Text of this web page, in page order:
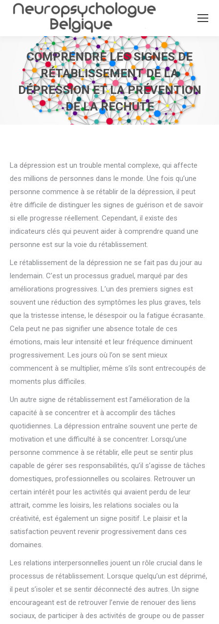
COMPRENDRE LES SIGNES DE
RÉTABLISSEMENT DE LA
DÉPRESSION ET LA PRÉVENTION
DE LA RECHUTE
Vous êtes ici :
La dépression est un trouble mental complexe, qui affecte
des millions de personnes dans le monde. Une fois qu’une
personne commence à se rétablir de la dépression, il peut
être difficile de distinguer les signes de guérison et de savoir
si elle progresse réellement. Cependant, il existe des
indicateurs clés qui peuvent aider à comprendre quand une
personne est sur la voie du rétablissement.
Le rétablissement de la dépression ne se fait pas du jour au
lendemain. C’est un processus graduel, marqué par des
améliorations progressives. L’un des premiers signes est
souvent une réduction des symptômes les plus graves, tels
que la tristesse intense, le désespoir ou la fatigue écrasante.
Cela peut ne pas signifier une absence totale de ces
émotions, mais leur intensité et leur fréquence diminuent
progressivement. Les jours où l’on se sent mieux
commencent à se multiplier, même s’ils sont entrecoupés de
moments plus difficiles.
Un autre signe de rétablissement est l’amélioration de la
capacité à se concentrer et à accomplir des tâches
quotidiennes. La dépression entraîne souvent une perte de
motivation et une difficulté à se concentrer. Lorsqu’une
personne commence à se rétablir, elle peut se sentir plus
capable de gérer ses responsabilités, qu’il s’agisse de tâches
domestiques, professionnelles ou scolaires. Retrouver un
certain intérêt pour les activités qui avaient perdu de leur
attrait, comme les loisirs, les relations sociales ou la
créativité, est également un signe positif. Le plaisir et la
satisfaction peuvent revenir progressivement dans ces
domaines.
Les relations interpersonnelles jouent un rôle crucial dans le
processus de rétablissement. Lorsque quelqu’un est déprimé,
il peut s’isoler et se sentir déconnecté des autres. Un signe
encourageant est de retrouver l’envie de renouer des liens
sociaux, de participer à des activités de groupe ou de passer